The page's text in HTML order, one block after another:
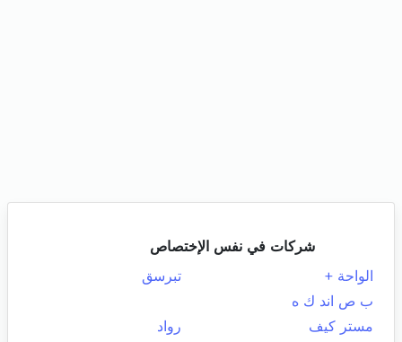
شركات في نفس الإختصاص
الواحة +
تبرسق
ب ص اند ك ه
مستر كيف
رواد